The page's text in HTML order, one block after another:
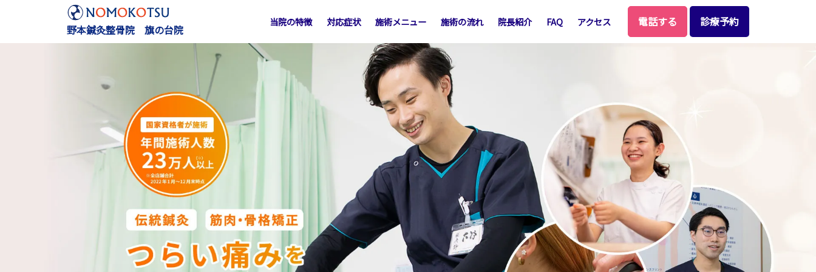
野本鍼灸整骨院 旗の台院
電話する 診療予約
当院の特徴 対応症状 施術メニュー 施術の流れ 院長紹介 FAQ アクセス